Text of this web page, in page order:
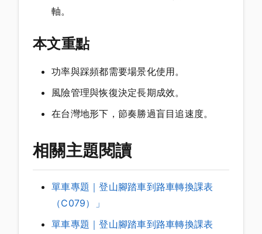
軸。
本文重點
功率與踩頻都需要場景化使用。
風險管理與恢復決定長期成效。
在台灣地形下，節奏勝過盲目追速度。
相關主題閱讀
單車專題｜登山腳踏車到路車轉換課表
（C079）」
單車專題｜登山腳踏車到路車轉換課表